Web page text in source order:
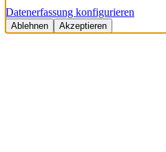
Datenerfassung konfigurieren
Ablehnen Akzeptieren